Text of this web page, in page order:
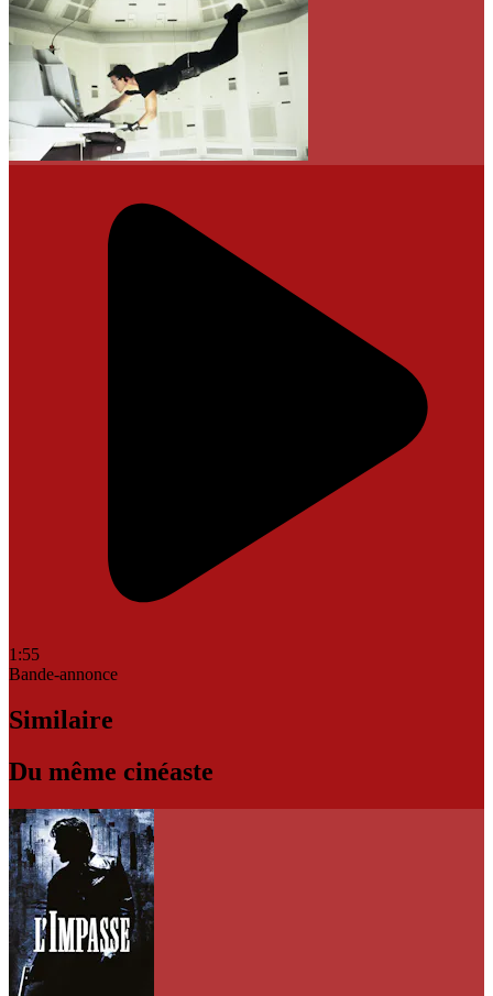
1:55
Bande-annonce
Similaire
Du même cinéaste